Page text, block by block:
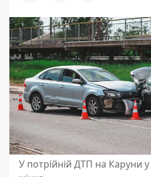
У потрійній ДТП на Каруни